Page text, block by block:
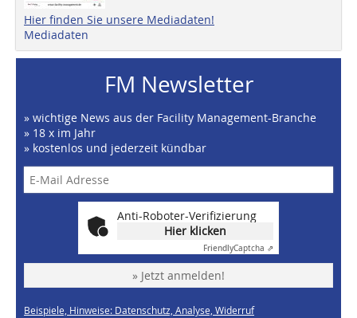
Hier finden Sie unsere Mediadaten!
Mediadaten
FM Newsletter
» wichtige News aus der Facility Management-Branche
» 18 x im Jahr
» kostenlos und jederzeit kündbar
Anti-Roboter-Verifizierung
Hier klicken
FriendlyCaptcha ⇗
» Jetzt anmelden!
Beispiele, Hinweise: Datenschutz, Analyse, Widerruf